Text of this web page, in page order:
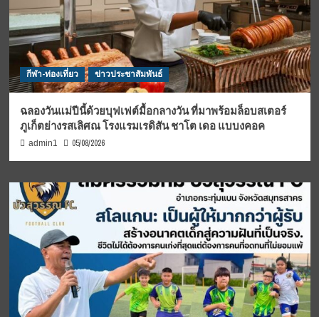
กีฬา-ท่องเที่ยว ข่าวประชาสัมพันธ์
ฉลองวันแม่ปีนี้ด้วยบุฟเฟต์มื้อกลางวัน ที่มาพร้อมล็อบสเตอร์
ภูเก็ตย่างรสเลิศณ โรงแรมเรดิสัน ชาโต เดอ แบบงคอค
admin1 05/08/2026